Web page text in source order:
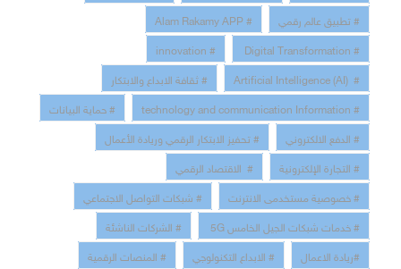
# تطبيق عالم رقمي
# Alam Rakamy APP
# Digital Transformation
# innovation
# Artificial Intelligence (AI)
# ثقافة الابداع والابتكار
# technology and communication Information
# حماية البيانات
# الدفع الالكتروني
# تحفيز الابتكار الرقمي وريادة الأعمال
# التجارة الإلكترونية
# الاقتصاد الرقمي
# خصوصية مستخدمى الانترنت
# شبكات التواصل الاجتماعي
# خدمات شبكات الجيل الخامس 5G
# الشركات الناشئة
#ريادة الاعمال
# الابداع التكنولوجي # المنصات الرقمية